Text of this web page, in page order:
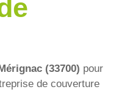
(33700) pour
de couverture